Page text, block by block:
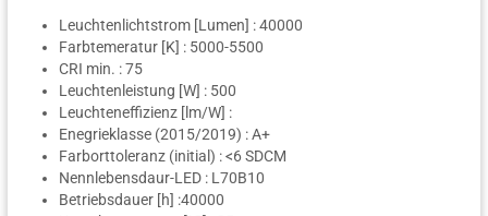
Leuchtenlichtstrom [Lumen] : 40000
Farbtemeratur [K] : 5000-5500
CRI min. : 75
Leuchtenleistung [W] : 500
Leuchteneffizienz [lm/W] :
Enegrieklasse (2015/2019) : A+
Farborttoleranz (initial) : <6 SDCM
Nennlebensdaur-LED : L70B10
Betriebsdauer [h] :40000